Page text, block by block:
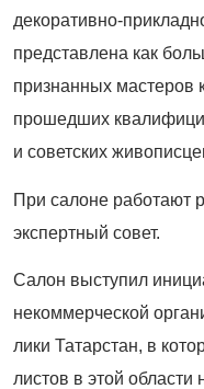
декоративно‑
представлена как
признанных мастеров
прошедших
и советских
При салоне работают
экспертный совет.
Салон выступил
некоммерческой
лики Татарстан, в
листов в этой области